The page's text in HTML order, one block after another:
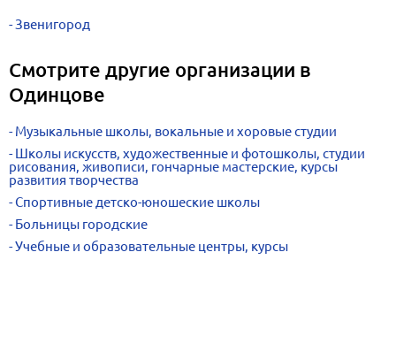
Звенигород
Смотрите другие организации в
Одинцове
Музыкальные школы, вокальные и хоровые студии
Школы искусств, художественные и фотошколы, студии
рисования, живописи, гончарные мастерские, курсы
развития творчества
Спортивные детско-юношеские школы
Больницы городские
Учебные и образовательные центры, курсы